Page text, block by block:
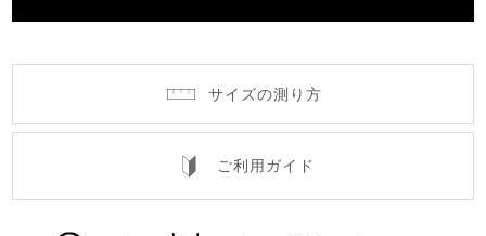
サイズの測り方
ご利用ガイド